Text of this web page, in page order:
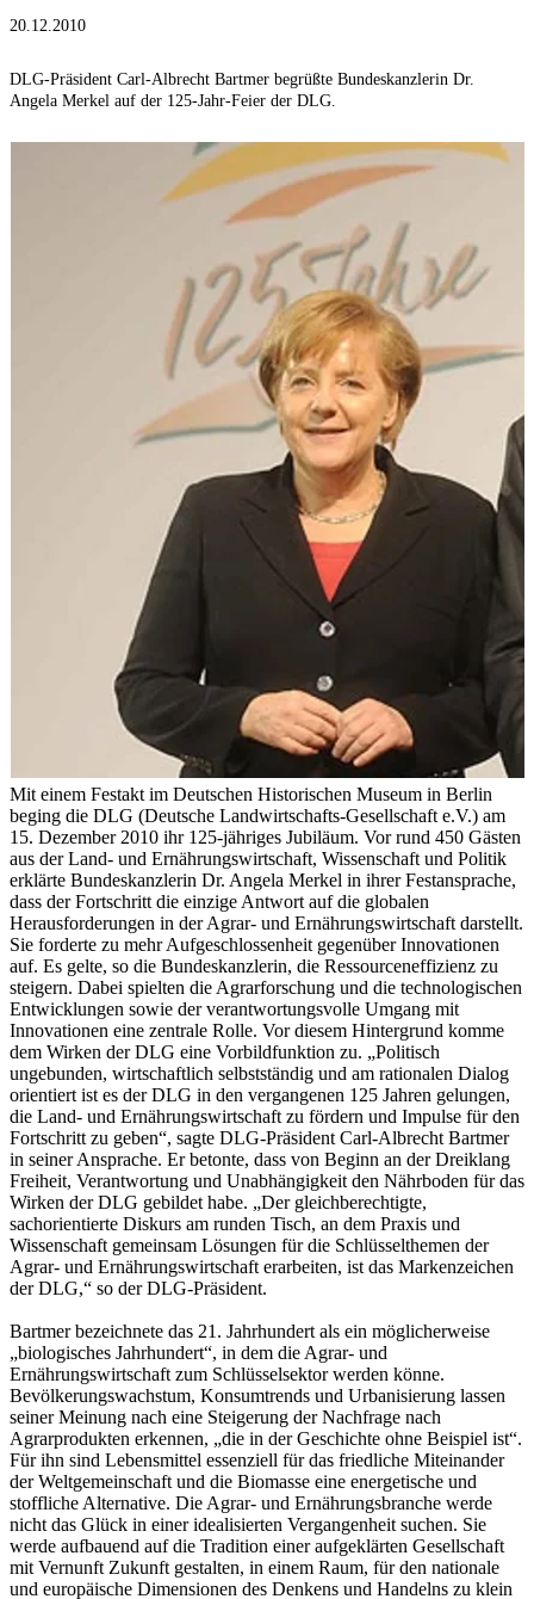
20.12.2010
DLG-Präsident Carl-Albrecht Bartmer begrüßte Bundeskanzlerin Dr.
Angela Merkel auf der 125-Jahr-Feier der DLG.
Mit einem Festakt im Deutschen Historischen Museum in Berlin
beging die DLG (Deutsche Landwirtschafts-Gesellschaft e.V.) am
15. Dezember 2010 ihr 125-jähriges Jubiläum. Vor rund 450 Gästen
aus der Land- und Ernährungswirtschaft, Wissenschaft und Politik
erklärte Bundeskanzlerin Dr. Angela Merkel in ihrer Festansprache,
dass der Fortschritt die einzige Antwort auf die globalen
Herausforderungen in der Agrar- und Ernährungswirtschaft darstellt.
Sie forderte zu mehr Aufgeschlossenheit gegenüber Innovationen
auf. Es gelte, so die Bundeskanzlerin, die Ressourceneffizienz zu
steigern. Dabei spielten die Agrarforschung und die technologischen
Entwicklungen sowie der verantwortungsvolle Umgang mit
Innovationen eine zentrale Rolle. Vor diesem Hintergrund komme
dem Wirken der DLG eine Vorbildfunktion zu. „Politisch
ungebunden, wirtschaftlich selbstständig und am rationalen Dialog
orientiert ist es der DLG in den vergangenen 125 Jahren gelungen,
die Land- und Ernährungswirtschaft zu fördern und Impulse für den
Fortschritt zu geben“, sagte DLG-Präsident Carl-Albrecht Bartmer
in seiner Ansprache. Er betonte, dass von Beginn an der Dreiklang
Freiheit, Verantwortung und Unabhängigkeit den Nährboden für das
Wirken der DLG gebildet habe. „Der gleichberechtigte,
sachorientierte Diskurs am runden Tisch, an dem Praxis und
Wissenschaft gemeinsam Lösungen für die Schlüsselthemen der
Agrar- und Ernährungswirtschaft erarbeiten, ist das Markenzeichen
der DLG,“ so der DLG-Präsident.
Bartmer bezeichnete das 21. Jahrhundert als ein möglicherweise
„biologisches Jahrhundert“, in dem die Agrar- und
Ernährungswirtschaft zum Schlüsselsektor werden könne.
Bevölkerungswachstum, Konsumtrends und Urbanisierung lassen
seiner Meinung nach eine Steigerung der Nachfrage nach
Agrarprodukten erkennen, „die in der Geschichte ohne Beispiel ist“.
Für ihn sind Lebensmittel essenziell für das friedliche Miteinander
der Weltgemeinschaft und die Biomasse eine energetische und
stoffliche Alternative. Die Agrar- und Ernährungsbranche werde
nicht das Glück in einer idealisierten Vergangenheit suchen. Sie
werde aufbauend auf die Tradition einer aufgeklärten Gesellschaft
mit Vernunft Zukunft gestalten, in einem Raum, für den nationale
und europäische Dimensionen des Denkens und Handelns zu klein